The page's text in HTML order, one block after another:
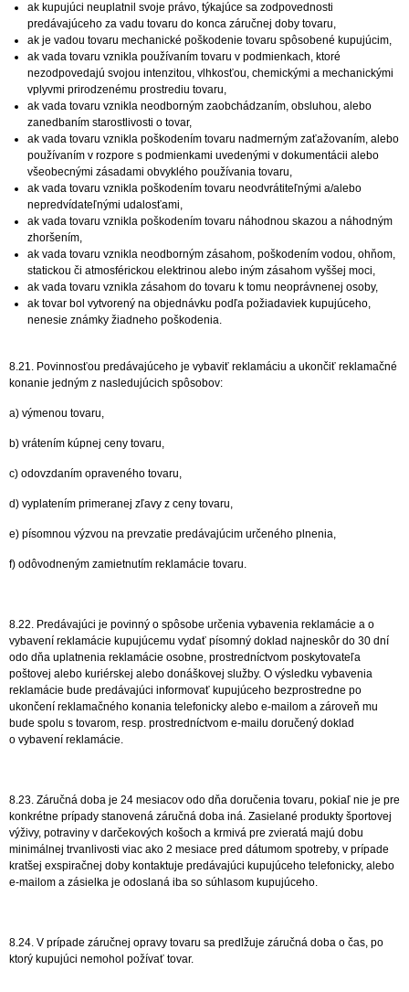
ak kupujúci neuplatnil svoje právo, týkajúce sa zodpovednosti
predávajúceho za vadu tovaru do konca záručnej doby tovaru,
ak je vadou tovaru mechanické poškodenie tovaru spôsobené kupujúcim,
ak vada tovaru vznikla používaním tovaru v podmienkach, ktoré
nezodpovedajú svojou intenzitou, vlhkosťou, chemickými a mechanickými
vplyvmi prirodzenému prostrediu tovaru,
ak vada tovaru vznikla neodborným zaobchádzaním, obsluhou, alebo
zanedbaním starostlivosti o tovar,
ak vada tovaru vznikla poškodením tovaru nadmerným zaťažovaním, alebo
používaním v rozpore s podmienkami uvedenými v dokumentácii alebo
všeobecnými zásadami obvyklého používania tovaru,
ak vada tovaru vznikla poškodením tovaru neodvrátiteľnými a/alebo
nepredvídateľnými udalosťami,
ak vada tovaru vznikla poškodením tovaru náhodnou skazou a náhodným
zhoršením,
ak vada tovaru vznikla neodborným zásahom, poškodením vodou, ohňom,
statickou či atmosférickou elektrinou alebo iným zásahom vyššej moci,
ak vada tovaru vznikla zásahom do tovaru k tomu neoprávnenej osoby,
ak tovar bol vytvorený na objednávku podľa požiadaviek kupujúceho,
nenesie známky žiadneho poškodenia.
8.21. Povinnosťou predávajúceho je vybaviť reklamáciu a ukončiť reklamačné
konanie jedným z nasledujúcich spôsobov:
a) výmenou tovaru,
b) vrátením kúpnej ceny tovaru,
c) odovzdaním opraveného tovaru,
d) vyplatením primeranej zľavy z ceny tovaru,
e) písomnou výzvou na prevzatie predávajúcim určeného plnenia,
f) odôvodneným zamietnutím reklamácie tovaru.
8.22. Predávajúci je povinný o spôsobe určenia vybavenia reklamácie a o
vybavení reklamácie kupujúcemu vydať písomný doklad najneskôr do 30 dní
odo dňa uplatnenia reklamácie osobne, prostredníctvom poskytovateľa
poštovej alebo kuriérskej alebo donáškovej služby. O výsledku vybavenia
reklamácie bude predávajúci informovať kupujúceho bezprostredne po
ukončení reklamačného konania telefonicky alebo e-mailom a zároveň mu
bude spolu s tovarom, resp. prostredníctvom e-mailu doručený doklad
o vybavení reklamácie.
8.23. Záručná doba je 24 mesiacov odo dňa doručenia tovaru, pokiaľ nie je pre
konkrétne prípady stanovená záručná doba iná. Zasielané produkty športovej
výživy, potraviny v darčekových košoch a krmivá pre zvieratá majú dobu
minimálnej trvanlivosti viac ako 2 mesiace pred dátumom spotreby, v prípade
kratšej exspiračnej doby kontaktuje predávajúci kupujúceho telefonicky, alebo
e-mailom a zásielka je odoslaná iba so súhlasom kupujúceho.
8.24. V prípade záručnej opravy tovaru sa predlžuje záručná doba o čas, po
ktorý kupujúci nemohol požívať tovar.